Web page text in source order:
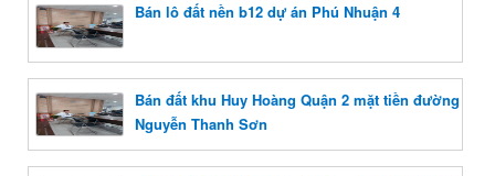
Bán lô đất nền b12 dự án Phú Nhuận 4
Bán đất khu Huy Hoàng Quận 2 mặt tiền đường
Nguyễn Thanh Sơn